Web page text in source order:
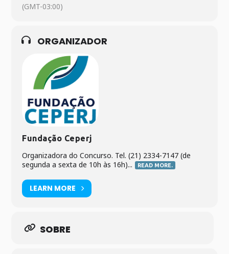
(GMT-03:00)
ORGANIZADOR
Fundação Ceperj
Organizadora do Concurso. Tel. (21) 2334-7147 (de
segunda a sexta de 10h às 16h)...
READ MORE.
LEARN MORE
SOBRE